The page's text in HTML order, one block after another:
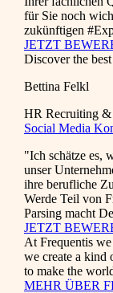
für Sie noch
zukünftigen
JETZT
Discover the
Bettina Felkl
HR Recruiting &
Social Media
"Ich schätze es,
unser
ihre berufliche
Werde Teil von
Parsing macht
JETZT
At Frequentis
we create a kind
to make the
MEHR ÜBER